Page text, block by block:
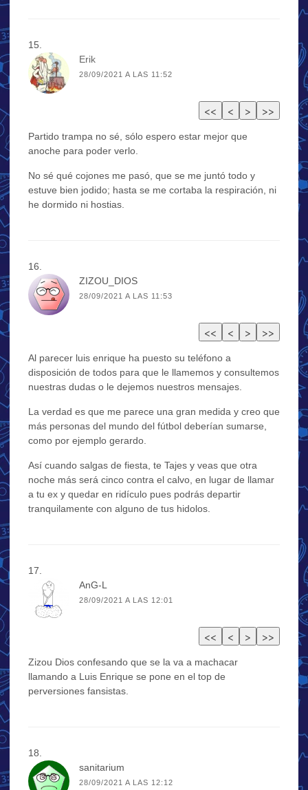
Erik
28/09/2021 A LAS 11:52
Partido trampa no sé, sólo espero estar mejor que
anoche para poder verlo.
No sé qué cojones me pasó, que se me juntó todo y
estuve bien jodido; hasta se me cortaba la respiración, ni
he dormido ni hostias.
ZIZOU_DIOS
28/09/2021 A LAS 11:53
Al parecer luis enrique ha puesto su teléfono a
disposición de todos para que le llamemos y consultemos
nuestras dudas o le dejemos nuestros mensajes.
La verdad es que me parece una gran medida y creo que
más personas del mundo del fútbol deberían sumarse,
como por ejemplo gerardo.
Así cuando salgas de fiesta, te Tajes y veas que otra
noche más será cinco contra el calvo, en lugar de llamar
a tu ex y quedar en ridículo pues podrás departir
tranquilamente con alguno de tus hidolos.
AnG-L
28/09/2021 A LAS 12:01
Zizou Dios confesando que se la va a machacar
llamando a Luis Enrique se pone en el top de
perversiones fansistas.
sanitarium
28/09/2021 A LAS 12:12